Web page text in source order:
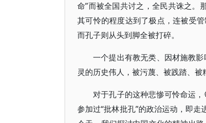
命”而被全国共讨之，全民共诛之。
其可怜的程度达到了极点，连被受
而孔子则从头到脚全被打碎。
一个提出有教无类、因材施教
灵的历史伟人，被污蔑、被践踏、被
对于孔子的这种悲惨可怜命运
参加过“批林批孔”的政治运动，即走